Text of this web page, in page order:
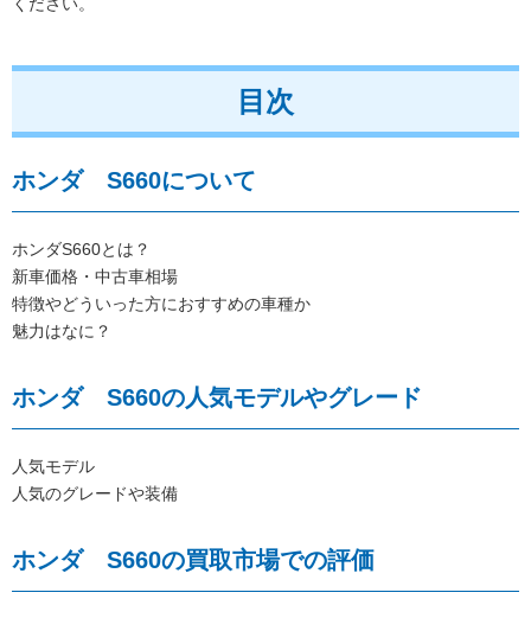
目次
ホンダ S660について
ホンダS660とは？
新車価格・中古車相場
特徴やどういった方におすすめの車種か
魅力はなに？
ホンダ S660の人気モデルやグレード
人気モデル
人気のグレードや装備
ホンダ S660の買取市場での評価